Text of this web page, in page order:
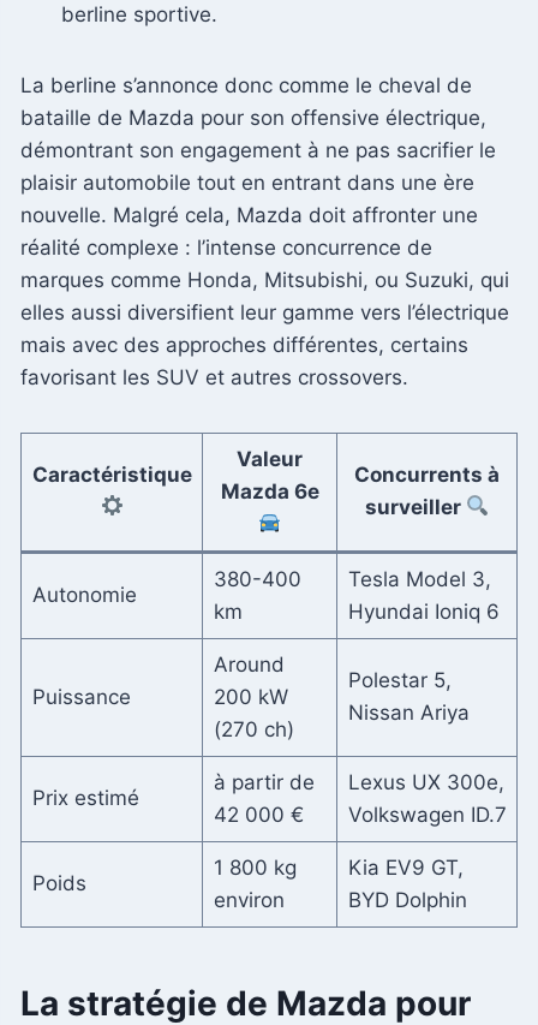
berline sportive.
La berline s’annonce donc comme le cheval de
bataille de Mazda pour son offensive électrique,
démontrant son engagement à ne pas sacrifier le
plaisir automobile tout en entrant dans une ère
nouvelle. Malgré cela, Mazda doit affronter une
réalité complexe : l’intense concurrence de
marques comme Honda, Mitsubishi, ou Suzuki, qui
elles aussi diversifient leur gamme vers l’électrique
mais avec des approches différentes, certains
favorisant les SUV et autres crossovers.
Caractéristique
Valeur
Mazda 6e
Concurrents à
surveiller
Autonomie
380-400
km
Tesla Model 3,
Hyundai Ioniq 6
Puissance
Around
200 kW
(270 ch)
Polestar 5,
Nissan Ariya
Prix estimé
à partir de
42 000 €
Lexus UX 300e,
Volkswagen ID.7
Poids
1 800 kg
environ
Kia EV9 GT,
BYD Dolphin
La stratégie de Mazda pour